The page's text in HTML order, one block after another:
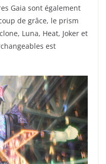
Gaia sont également
de grâce, le prism
Luna, Heat, Joker et
est